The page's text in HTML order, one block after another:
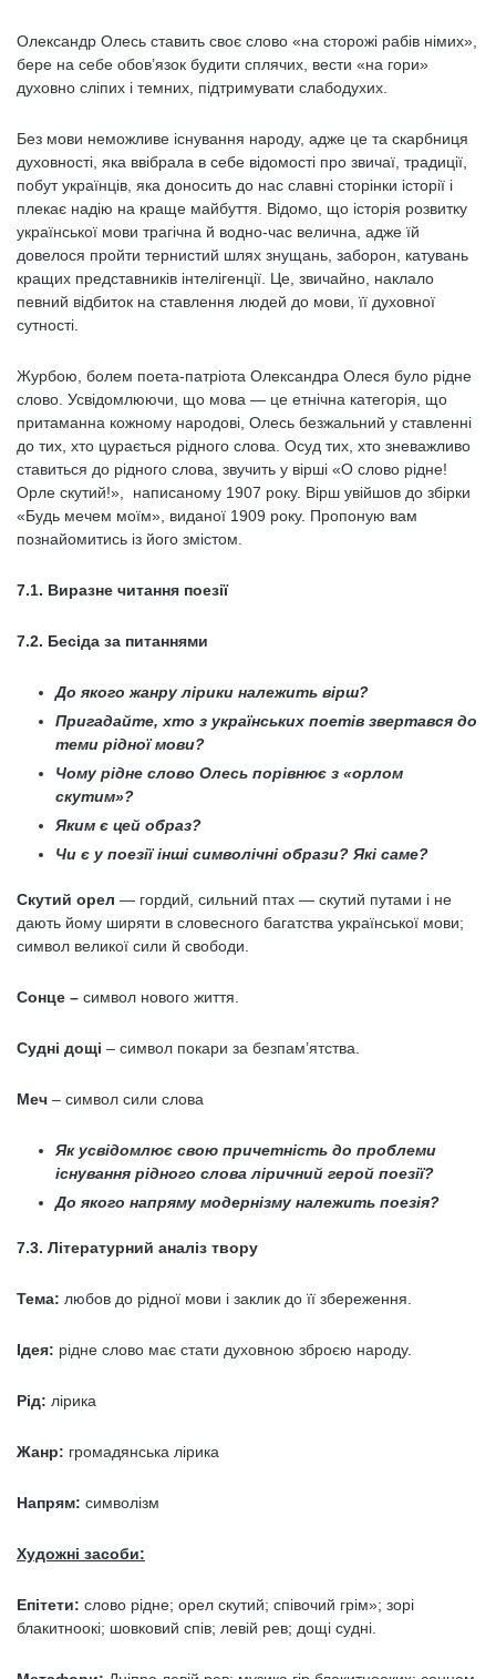
Олександр Олесь ставить своє слово «на сторожі рабів німих»,
бере на себе обов’язок будити сплячих, вести «на гори»
духовно сліпих і темних, підтримувати слабодухих.
Без мови неможливе існування народу, адже це та скарбниця
духовності, яка ввібрала в себе відомості про звичаї, традиції,
побут українців, яка доносить до нас славні сторінки історії і
плекає надію на краще майбуття. Відомо, що історія розвитку
української мови трагічна й водно-час велична, адже їй
довелося пройти тернистий шлях знущань, заборон, катувань
кращих представників інтелігенції. Це, звичайно, наклало
певний відбиток на ставлення людей до мови, її духовної
сутності.
Журбою, болем поета-патріота Олександра Олеся було рідне
слово. Усвідомлюючи, що мова — це етнічна категорія, що
притаманна кожному народові, Олесь безжальний у ставленні
до тих, хто цурається рідного слова. Осуд тих, хто зневажливо
ставиться до рідного слова, звучить у вірші «О слово рідне!
Орле скутий!», написаному 1907 року. Вірш увійшов до збірки
«Будь мечем моїм», виданої 1909 року. Пропоную вам
познайомитись із його змістом.
7.1. Виразне читання поезії
7.2. Бесіда за питаннями
До якого жанру лірики належить вірш?
Пригадайте, хто з українських поетів звертався до
теми рідної мови?
Чому рідне слово Олесь порівнює з «орлом
скутим»?
Яким є цей образ?
Чи є у поезії інші символічні образи? Які саме?
Скутий орел — гордий, сильний птах — скутий путами i не
дають йому ширяти в словесного багатства української мови;
символ великої сили й свободи.
Сонце – символ нового життя.
Судні дощі – символ покари за безпам’ятства.
Меч – символ сили слова
Як усвідомлює свою причетність до проблеми
існування рідного слова ліричний герой поезії?
До якого напряму модернізму належить поезія?
7.3. Літературний аналіз твору
Тема: любов до рідної мови і заклик до її збереження.
Ідея: рідне слово має стати духовною зброєю народу.
Рід: лірика
Жанр: громадянська лірика
Напрям: символізм
Художні засоби:
Епітети: слово рідне; орел скутий; співочий грім»; зорі
блакитноокі; шовковий спів; левій рев; дощі судні.